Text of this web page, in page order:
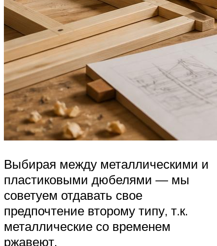
Выбирая между металлическими и
пластиковыми дюбелями — мы
советуем отдавать свое
предпочтение второму типу, т.к.
металлические со временем
ржавеют.